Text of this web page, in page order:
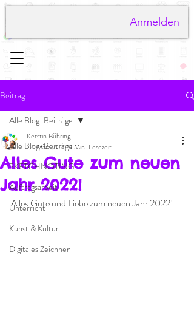
Anmelden
Beitrag
Alle Blog-Beiträge
SKETCHNOTING
Auftragsarbeit
Unterricht
Kunst & Kultur
Digitales Zeichnen
Alle Blog-Beiträge
Alles Gute zum neuen
Jahr 2022!
Kerstin Bühring
12. März 20221 Min. Lesezeit
Alles Gute und Liebe zum neuen Jahr 2022!